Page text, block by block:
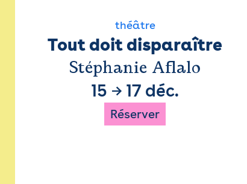
théâtre
Tout doit disparaître
Stéphanie Aflalo
15 → 17 déc.
Réserver